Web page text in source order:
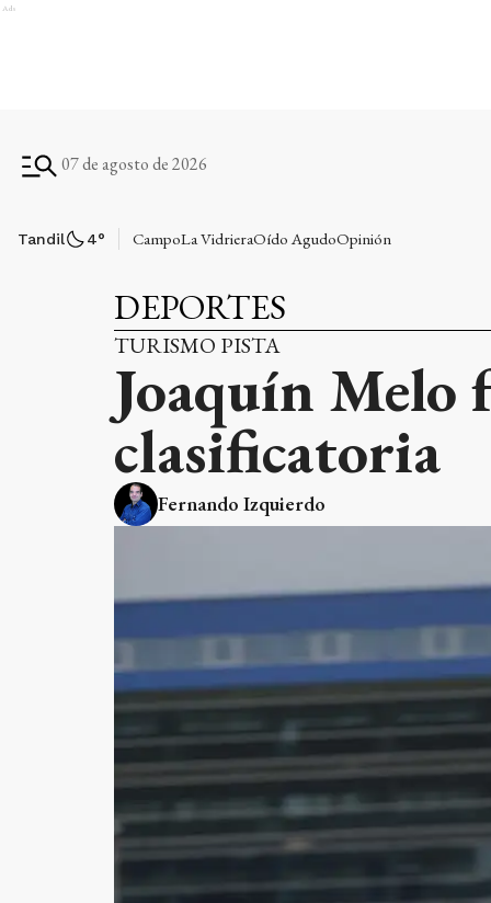
Ads
07 de agosto de 2026
Tandil 4° CampoLa VidrieraOído AgudoOpinión
DEPORTES
TURISMO PISTA
Joaquín Melo
clasificatoria
Fernando Izquierdo